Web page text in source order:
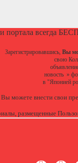
портала всегда
Зарегистрировавшись, Вы
свою
новость»
в "Японией
Вы можете внести свои
размещенные